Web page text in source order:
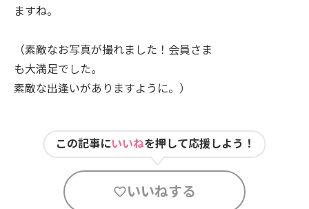
ますね。
（素敵なお写真が撮れました！会員さま
も大満足でした。
素敵な出逢いがありますように。）
この記事にいいねを押して応援しよう！
いいねする